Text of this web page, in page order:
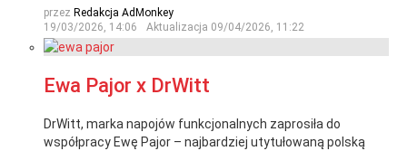
przez Redakcja AdMonkey
19/03/2026, 14:06
Aktualizacja 09/04/2026, 11:22
Ewa Pajor x DrWitt
DrWitt, marka napojów funkcjonalnych zaprosiła do
współpracy Ewę Pajor – najbardziej utytułowaną polską